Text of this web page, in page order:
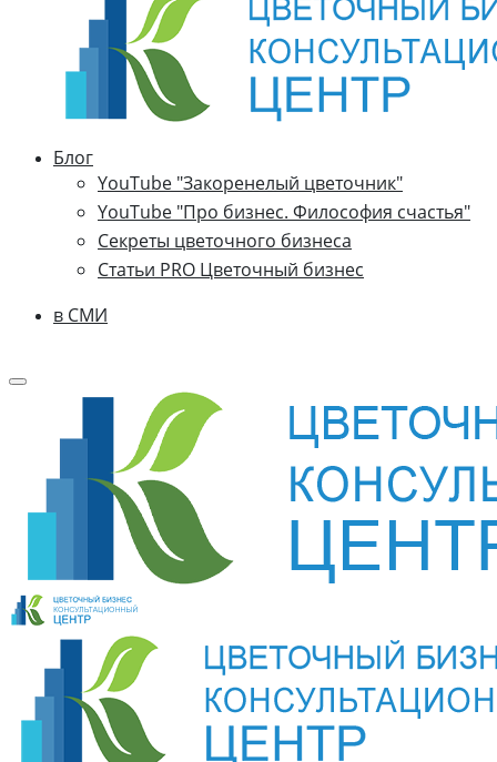
Блог
YouTube "Закоренелый цветочник"
YouTube "Про бизнес. Философия счастья"
Секреты цветочного бизнеса
Статьи PRO Цветочный бизнес
в СМИ